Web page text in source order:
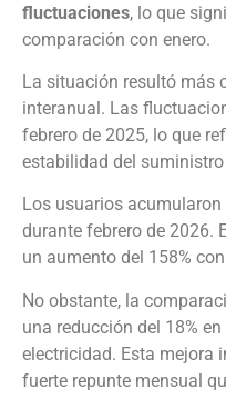
fluctuaciones, lo que
comparación con enero.
La situación resultó más
interanual. Las
febrero de 2025, lo que
estabilidad del
Los usuarios acumularon
durante febrero de 2026.
un aumento del 158%
No obstante, la
una reducción del 18%
electricidad. Esta mejora
fuerte repunte mensual